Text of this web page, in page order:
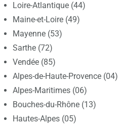
Loire-Atlantique (44)
Maine-et-Loire (49)
Mayenne (53)
Sarthe (72)
Vendée (85)
Alpes-de-Haute-Provence (04)
Alpes-Maritimes (06)
Bouches-du-Rhône (13)
Hautes-Alpes (05)